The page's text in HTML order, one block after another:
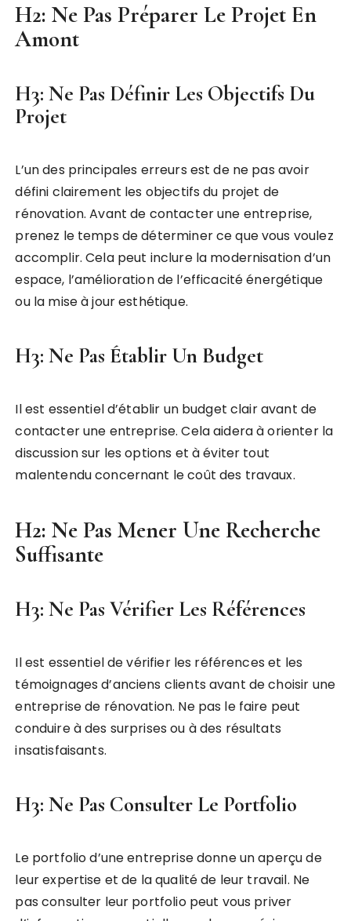
H2: Ne Pas Préparer Le Projet En
Amont
H3: Ne Pas Définir Les Objectifs Du
Projet
L’un des principales erreurs est de ne pas avoir
défini clairement les objectifs du projet de
rénovation. Avant de contacter une entreprise,
prenez le temps de déterminer ce que vous voulez
accomplir. Cela peut inclure la modernisation d’un
espace, l’amélioration de l’efficacité énergétique
ou la mise à jour esthétique.
H3: Ne Pas Établir Un Budget
Il est essentiel d’établir un budget clair avant de
contacter une entreprise. Cela aidera à orienter la
discussion sur les options et à éviter tout
malentendu concernant le coût des travaux.
H2: Ne Pas Mener Une Recherche
Suffisante
H3: Ne Pas Vérifier Les Références
Il est essentiel de vérifier les références et les
témoignages d’anciens clients avant de choisir une
entreprise de rénovation. Ne pas le faire peut
conduire à des surprises ou à des résultats
insatisfaisants.
H3: Ne Pas Consulter Le Portfolio
Le portfolio d’une entreprise donne un aperçu de
leur expertise et de la qualité de leur travail. Ne
pas consulter leur portfolio peut vous priver